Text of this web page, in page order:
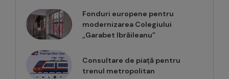
Fonduri europene pentru
modernizarea Colegiului
„Garabet Ibrăileanu”
Consultare de piață pentru
trenul metropolitan